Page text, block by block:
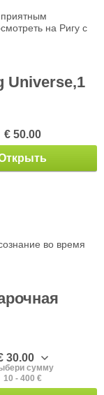
на Ригу с
Universe,1
€ 50.00
во время
30.00
сумму
10 - 400 €